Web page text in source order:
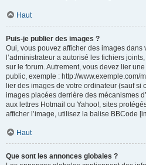
Haut
Puis-je publier des images ?
Oui, vous pouvez afficher des images dans
l’administrateur a autorisé les fichiers
sur le forum. Autrement, vous devez lier
public, exemple : http://www.exemple.com/
lier des images de votre ordinateur (sauf si
images placées derrière des mécanismes
aux lettres Hotmail ou Yahoo!, sites
afficher l’image, utilisez la balise BBCode
Haut
Que sont les annonces globales ?